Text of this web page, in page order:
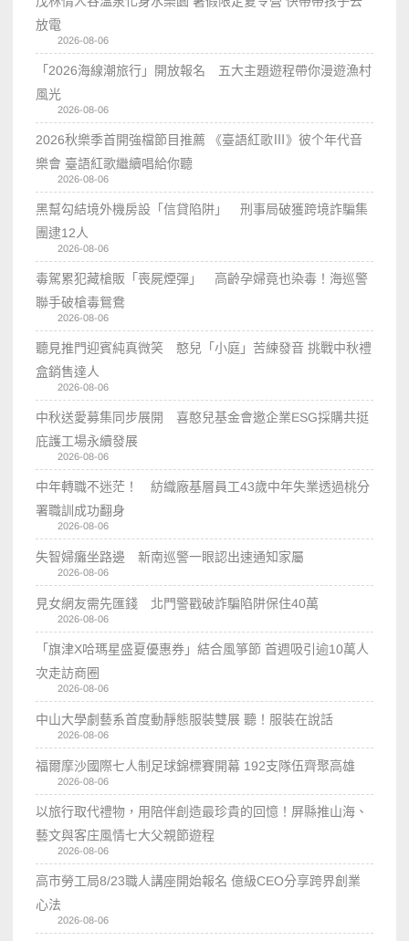
放電
2026-08-06
「2026海線潮旅行」開放報名 五大主題遊程帶你漫遊漁村
風光
2026-08-06
2026秋樂季首開強檔節目推薦 《臺語紅歌Ⅲ》彼个年代音
樂會 臺語紅歌繼續唱給你聽
2026-08-06
黑幫勾結境外機房設「信貸陷阱」 刑事局破獲跨境詐騙集
團逮12人
2026-08-06
毒駕累犯藏槍販「喪屍煙彈」 高齡孕婦竟也染毒！海巡警
聯手破槍毒鴛鴦
2026-08-06
聽見推門迎賓純真微笑 憨兒「小庭」苦練發音 挑戰中秋禮
盒銷售達人
2026-08-06
中秋送愛募集同步展開 喜憨兒基金會邀企業ESG採購共挺
庇護工場永續發展
2026-08-06
中年轉職不迷茫！ 紡織廠基層員工43歲中年失業透過桃分
署職訓成功翻身
2026-08-06
失智婦癱坐路邊 新南巡警一眼認出速通知家屬
2026-08-06
見女網友需先匯錢 北門警戳破詐騙陷阱保住40萬
2026-08-06
「旗津X哈瑪星盛夏優惠券」結合風箏節 首週吸引逾10萬人
次走訪商圈
2026-08-06
中山大學劇藝系首度動靜態服裝雙展 聽！服裝在說話
2026-08-06
福爾摩沙國際七人制足球錦標賽開幕 192支隊伍齊聚高雄
2026-08-06
以旅行取代禮物，用陪伴創造最珍貴的回憶！屏縣推山海、
藝文與客庄風情七大父親節遊程
2026-08-06
高市勞工局8/23職人講座開始報名 億級CEO分享跨界創業
心法
2026-08-06